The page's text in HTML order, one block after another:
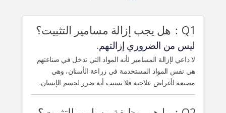
Q1：هل يجب إزالة مسامير التثبيت؟
ليس من الضروري إزالتهم.
لا داعي لإزالة المسامير لأنه المواد التي تدخل في صناعتهم
هي نفس المواد المستخدمة في زراعة الأسنان، وهي
مصنعة لأغراض علاجية فلا تسبب أية ضرر لجسم الإنسان.